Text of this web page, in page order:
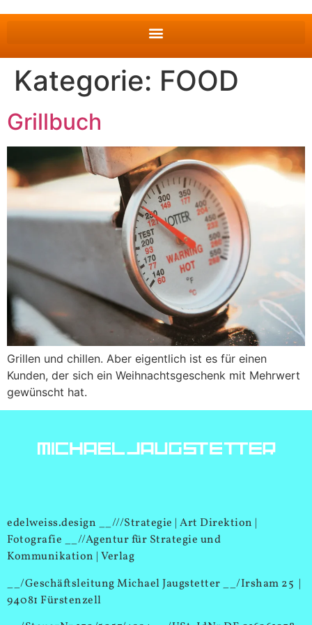
Kategorie: FOOD
Grillbuch
Grillen und chillen. Aber eigentlich ist es für einen
Kunden, der sich ein Weihnachtsgeschenk mit Mehrwert
gewünscht hat.
edelweiss.design __///Strategie | Art Direktion |
Fotografie __//Agentur für Strategie und
Kommunikation | Verlag
__/Geschäftsleitung Michael Jaugstetter __/Irsham 25 |
94081 Fürstenzell